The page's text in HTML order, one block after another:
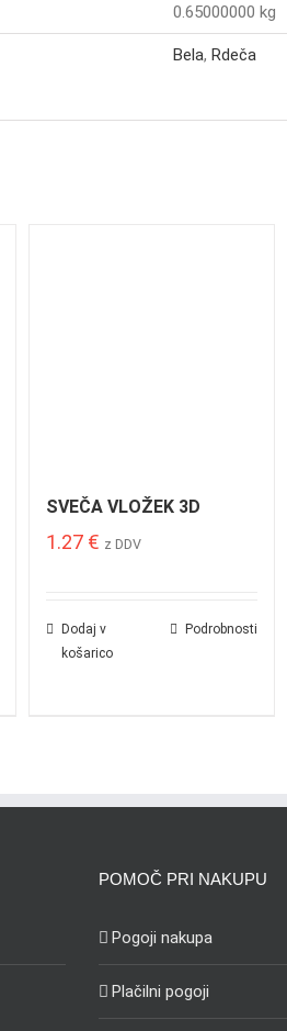
0.65000000 kg
Bela, Rdeča
SVEČA VLOŽEK 3D
1.27 € z DDV
Dodaj v
košarico
Podrobnosti
POMOČ PRI NAKUPU
Pogoji nakupa
Plačilni pogoji